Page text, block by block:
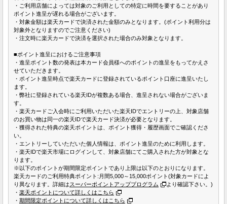
・ご利用店舗によっては対象のご利用としての特定に時間を要することがあり
ポイント進呈が遅れる場合がございます。
・対象金額は楽天カードで決済された金額のみとなります。(ポイント利用分は
対象外となりますのでご注意ください)
・注文時に楽天カードで決済を選択された場合のみ対象となります。
■ポイント進呈におけるご注意事項
・進呈ポイント数の発表は本カード会員様へのポイントの進呈をもってかえさ
せていただきます。
・ポイント進呈時点で楽天カードに登録されているポイント口座に進呈いたし
ます。
・弊社に登録されている楽天IDが複数ある場合、進呈されない場合がございま
す。
・楽天カードご入会時にご利用いただいた楽天IDでエントリーの上、対象店舗
のお買い物は同一の楽天IDで楽天カード決済が必要となります。
・獲得された特典の楽天ポイントは、ポイント獲得・履歴画面でご確認くださ
い。
・エントリーしていただいた個人情報は、ポイント進呈のために利用します。
・楽天IDで楽天市場にログインして、対象店舗にてご購入された方が対象とな
ります。
※以下のポイントが期間限定ポイントであり上限は以下のとおりになります。
楽天カードのご利用特典ポイント:月間5,000～15,000ポイント(対象カードによ
り異なります。詳細はスーパーポイントアッププログラム
より確認下さい。)
・ 楽天ポイントについて詳しくはこちら
・ 期間限定ポイントについて詳しくはこちら